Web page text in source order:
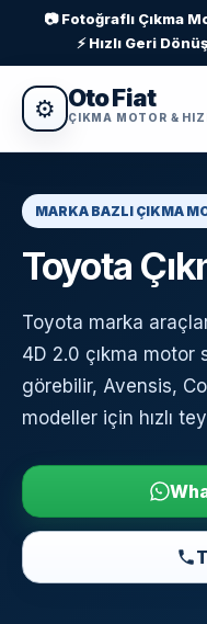
📷 Fotoğraflı Çıkma
⚡ Hızlı Geri Dönüş
⚙ Oto Fiat
ÇIKMA MOTOR &
MARKA BAZLI ÇIKMA
Toyota
Toyota marka
4D 2.0 çıkma motor
görebilir, Avensis,
modeller için hızlı